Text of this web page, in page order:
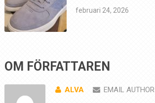
februari 24, 2026
OM FÖRFATTAREN
ALVA EMAIL AUTHOR